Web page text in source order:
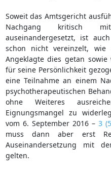
Soweit das Amtsgericht
Nachgang kritisch
auseinandergesetzt, ist
schon nicht vereinzelt,
Angeklagte dies getan
für seine Persönlichkeit
eine Teilnahme an einem
psychotherapeutischen
ohne Weiteres
Eignungsmangel zu
vom 6. September 2016 – 3
muss dann aber erst
Auseinandersetzung mit
gelten.